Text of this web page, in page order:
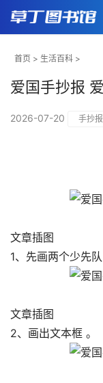
首页 > 生活百科 >
爱国手抄报
2026-07-20 手抄报
文章插图
1、先画两个少先
文章插图
2、画出文本框 。